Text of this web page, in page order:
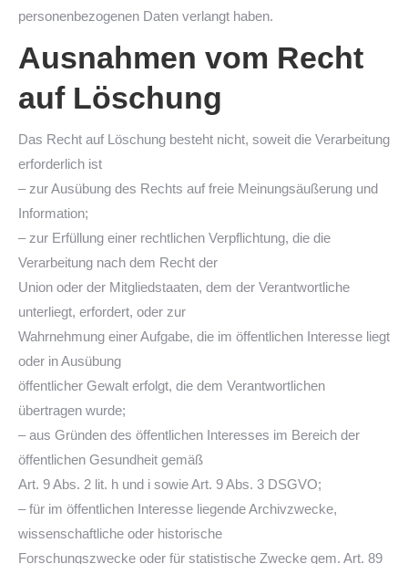
personenbezogenen Daten verlangt haben.
Ausnahmen vom Recht
auf Löschung
Das Recht auf Löschung besteht nicht, soweit die Verarbeitung
erforderlich ist
– zur Ausübung des Rechts auf freie Meinungsäußerung und
Information;
– zur Erfüllung einer rechtlichen Verpflichtung, die die
Verarbeitung nach dem Recht der
Union oder der Mitgliedstaaten, dem der Verantwortliche
unterliegt, erfordert, oder zur
Wahrnehmung einer Aufgabe, die im öffentlichen Interesse liegt
oder in Ausübung
öffentlicher Gewalt erfolgt, die dem Verantwortlichen
übertragen wurde;
– aus Gründen des öffentlichen Interesses im Bereich der
öffentlichen Gesundheit gemäß
Art. 9 Abs. 2 lit. h und i sowie Art. 9 Abs. 3 DSGVO;
– für im öffentlichen Interesse liegende Archivzwecke,
wissenschaftliche oder historische
Forschungszwecke oder für statistische Zwecke gem. Art. 89